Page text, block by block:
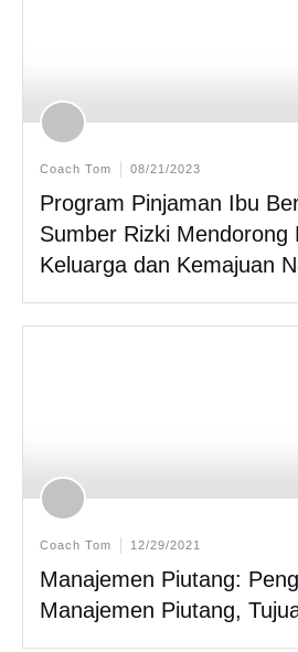
Coach Tom 08/21/2023
Program Pinjaman Ibu
Sumber Rizki Mendorong
Keluarga dan Kemajuan
Coach Tom 12/29/2021
Manajemen Piutang:
Manajemen Piutang,